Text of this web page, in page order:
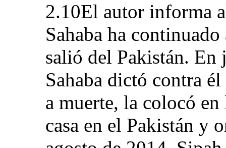
2.10El autor informa
Sahaba ha
salió del Pakistán.
Sahaba dictó contra
a muerte, la colocó
casa en el Pakistán y